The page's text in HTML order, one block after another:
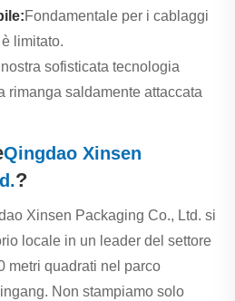
Fondamentale per i cablaggi
limitato.
nostra sofisticata tecnologia
rimanga saldamente attaccata
Qingdao Xinsen
?
Xinsen Packaging Co., Ltd. si
locale in un leader del settore
metri quadrati nel parco
Non stampiamo solo